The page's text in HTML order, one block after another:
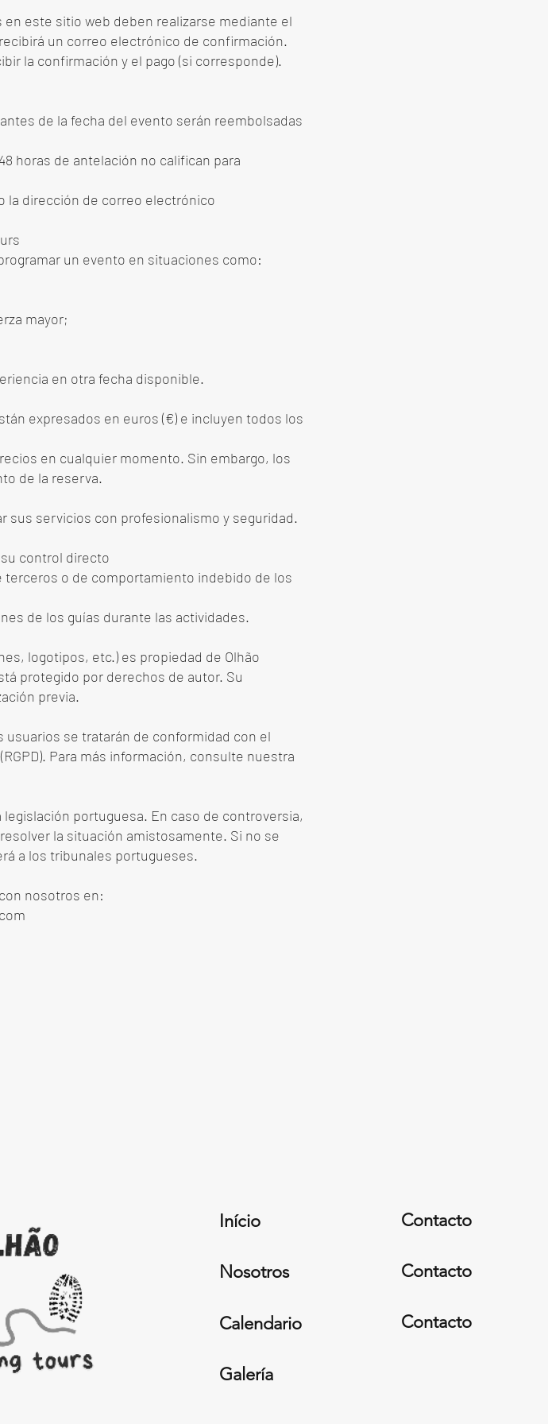
este sitio web deben realizarse mediante el
un correo electrónico de confirmación.
la confirmación y el pago (si corresponde).
de la fecha del evento serán reembolsadas
horas de antelación no califican para
la dirección de correo electrónico
un evento en situaciones como:
mayor;
en otra fecha disponible.
expresados en euros (€) e incluyen todos los
en cualquier momento. Sin embargo, los
de la reserva.
sus servicios con profesionalismo y seguridad.
control directo
o de comportamiento indebido de los
de los guías durante las actividades.
logotipos, etc.) es propiedad de Olhão
protegido por derechos de autor. Su
previa.
se tratarán de conformidad con el
Para más información, consulte nuestra
portuguesa. En caso de controversia,
la situación amistosamente. Si no se
a los tribunales portugueses.
nosotros en:
Início
Nosotros
Calendario
Contacto
Contacto
Contacto
Galería